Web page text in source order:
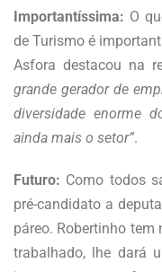
Importantíssima: O
de Turismo é
Asfora destacou na
grande gerador de
diversidade enorme
ainda mais o setor”.
Futuro: Como todos
pré-candidato a
páreo. Robertinho tem
trabalhado, lhe dará